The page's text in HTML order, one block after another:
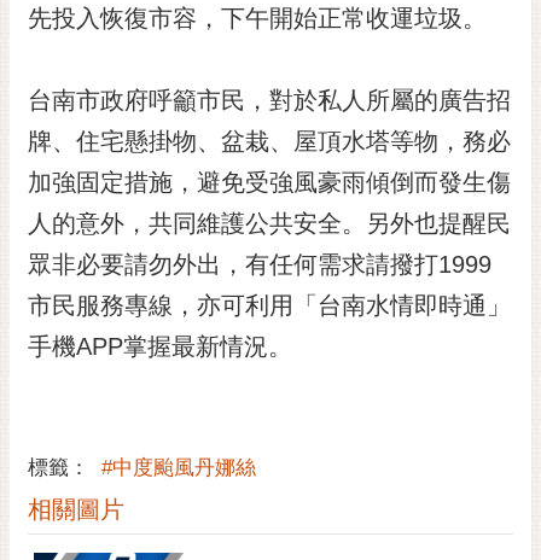
花
泉
桐
花
祭
網
站
導
覽
訂
閱
閱
子
報
先投入恢復市容，下午開始正常收運垃圾。
台南市政府呼籲市民，對於私人所屬的廣告招
牌、住宅懸掛物、盆栽、屋頂水塔等物，務必
加強固定措施，避免受強風豪雨傾倒而發生傷
人的意外，共同維護公共安全。另外也提醒民
眾非必要請勿外出，有任何需求請撥打1999
市民服務專線，亦可利用「台南水情即時通」
手機APP掌握最新情況。
標籤： #中度颱風丹娜絲
相關圖片